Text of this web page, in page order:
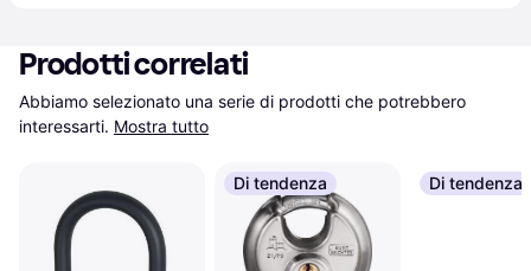
Prodotti correlati
Abbiamo selezionato una serie di prodotti che potrebbero
interessarti. Mostra tutto
Di tendenza Di tendenza